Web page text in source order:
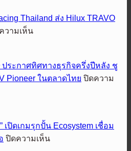
ลุย
เต็ม
พิกัด
ค
และ
ร่วม
ฉลอง
HARLEY
DAYS™
2026
Thailand ส่ง Hilux TRAVO
วามเห็นบน
Thailand
ส่ง
ความ
แกร่ง
ประกาศทิศทางธุรกิจครึ่งปีหลัง ชู
Pioneer ในตลาดไทย ปิดความ
เปิดเกมรุกปั้น Ecosystem เชื่อม
ปิดความเห็นบน